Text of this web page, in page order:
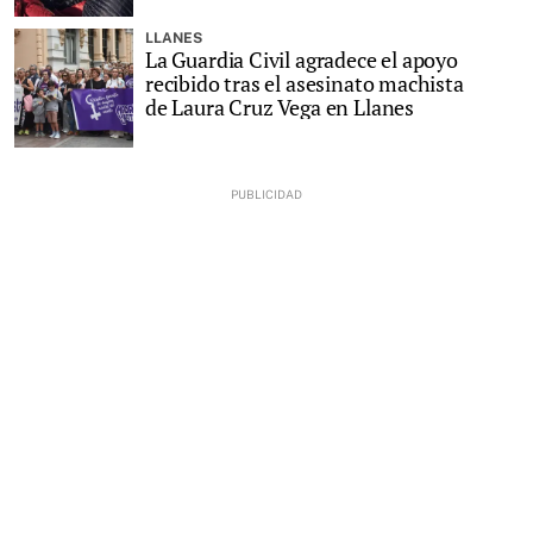
LLANES
La Guardia Civil agradece el apoyo
recibido tras el asesinato machista
de Laura Cruz Vega en Llanes